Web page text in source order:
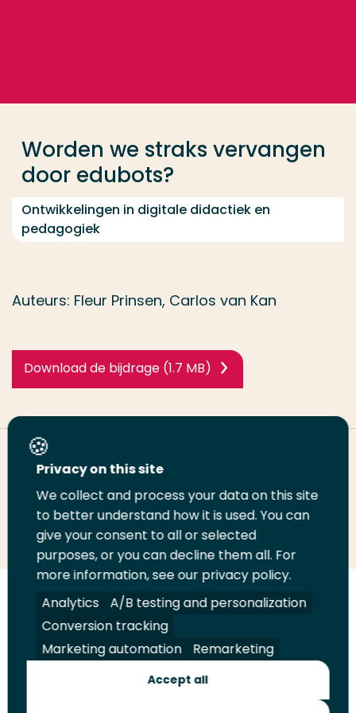
Worden we straks vervangen
door edubots?
Ontwikkelingen in digitale didactiek en
pedagogiek
Auteurs: Fleur Prinsen, Carlos van Kan
Download de bijdrage (1.7 MB)
Deel deze pagina
Deel
LinkedIn
Deel
op
Twitter
Deel
op
Facebook
Email
deze
pagina
Print
deze
pagina
Volg
ons
op
LinkedIn
Volg
ons
op
Facebook
Volg
ons
op
YouTube
Volg
ons
op
Instagram
Juridisch Security A-Z Index
Contact
Opleiding
Contact
Privacy on this site
We collect and process your data on this site
to better understand how it is used. You can
give your consent to all or selected
purposes, or you can decline them all. For
more information, see our privacy policy.
Analytics
A/B testing and personalization
Conversion tracking
Marketing automation
Remarketing
Accept all